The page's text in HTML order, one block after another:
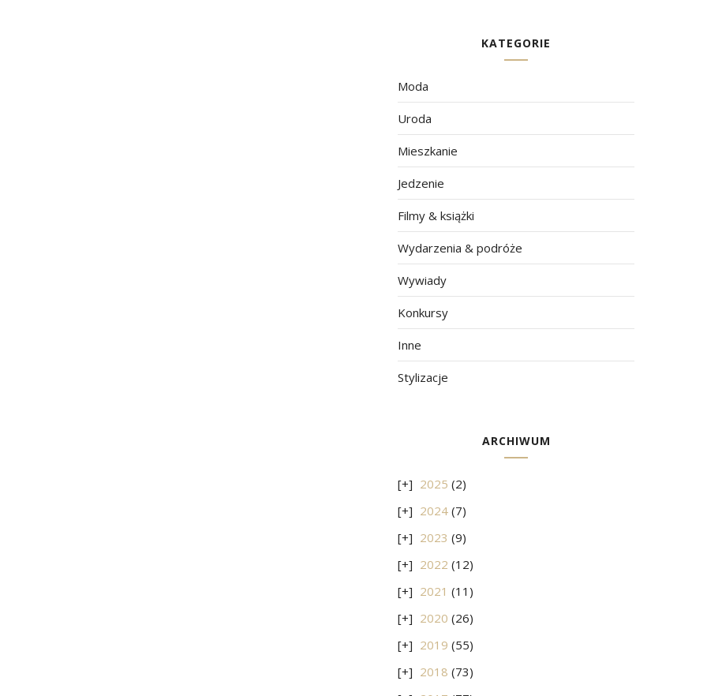
KATEGORIE
Moda
Uroda
Mieszkanie
Jedzenie
Filmy & książki
Wydarzenia & podróże
Wywiady
Konkursy
Inne
Stylizacje
ARCHIWUM
2025 (2)
2024 (7)
2023 (9)
2022 (12)
2021 (11)
2020 (26)
2019 (55)
2018 (73)